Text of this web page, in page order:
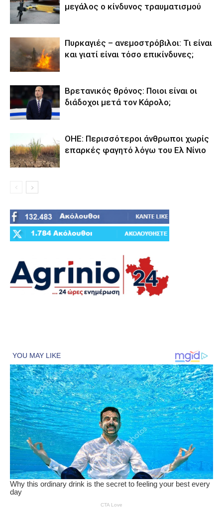
μεγάλος ο κίνδυνος τραυματισμού
Πυρκαγιές – ανεμοστρόβιλοι: Τι είναι
και γιατί είναι τόσο επικίνδυνες;
Βρετανικός θρόνος: Ποιοι είναι οι
διάδοχοι μετά τον Κάρολο;
ΟΗΕ: Περισσότεροι άνθρωποι χωρίς
επαρκές φαγητό λόγω του Ελ Νίνιο